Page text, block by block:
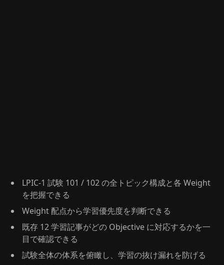
LPIC-1 試験 101 / 102 の全トピック構成と各 Weight
を把握できる
Weight 配点から学習優先度を判断できる
既存 12 学習記事がどの Objective に対応するかを一
目で確認できる
試験全体の体系を俯瞰し、学習の抜け漏れを防げる